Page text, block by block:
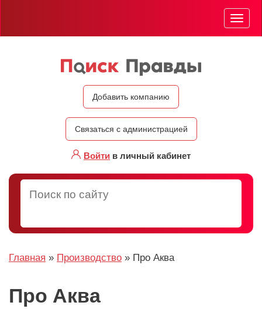
Добавить компанию
Связаться с администрацией
Войти в личный кабинет
Меню
Главная » Производство » Про Аква
Про Аква